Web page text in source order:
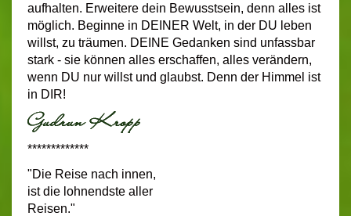
aufhalten. Erweitere dein Bewusstsein, denn alles ist
möglich. Beginne in DEINER Welt, in der DU leben
willst, zu träumen. DEINE Gedanken sind unfassbar
stark - sie können alles erschaffen, alles verändern,
wenn DU nur willst und glaubst. Denn der Himmel ist
in DIR!
*************
"Die Reise nach innen,
ist die lohnendste aller
Reisen."